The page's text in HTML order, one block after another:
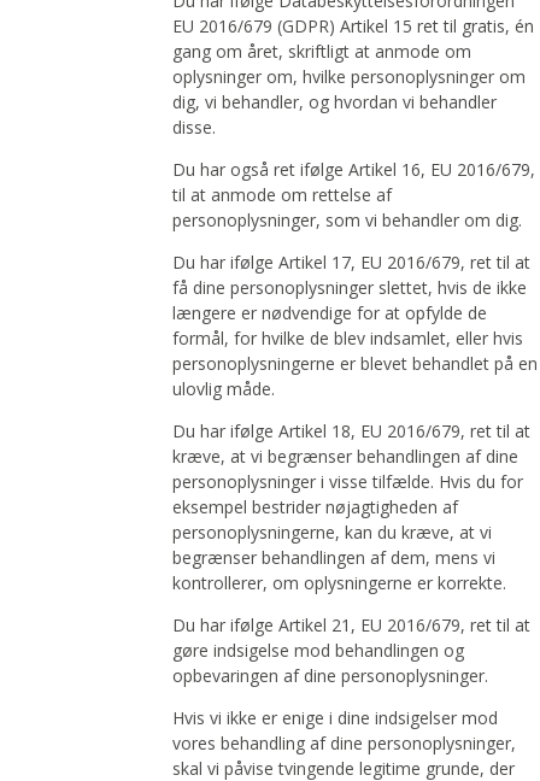
EU 2016/679 (GDPR) Artikel 15 ret til gratis, én
gang om året, skriftligt at anmode om
oplysninger om, hvilke personoplysninger om
dig, vi behandler, og hvordan vi behandler
disse.
Du har også ret ifølge Artikel 16, EU 2016/679,
til at anmode om rettelse af
personoplysninger, som vi behandler om dig.
Du har ifølge Artikel 17, EU 2016/679, ret til at
få dine personoplysninger slettet, hvis de ikke
længere er nødvendige for at opfylde de
formål, for hvilke de blev indsamlet, eller hvis
personoplysningerne er blevet behandlet på en
ulovlig måde.
Du har ifølge Artikel 18, EU 2016/679, ret til at
kræve, at vi begrænser behandlingen af dine
personoplysninger i visse tilfælde. Hvis du for
eksempel bestrider nøjagtigheden af
personoplysningerne, kan du kræve, at vi
begrænser behandlingen af dem, mens vi
kontrollerer, om oplysningerne er korrekte.
Du har ifølge Artikel 21, EU 2016/679, ret til at
gøre indsigelse mod behandlingen og
opbevaringen af dine personoplysninger.
Hvis vi ikke er enige i dine indsigelser mod
vores behandling af dine personoplysninger,
skal vi påvise tvingende legitime grunde, der